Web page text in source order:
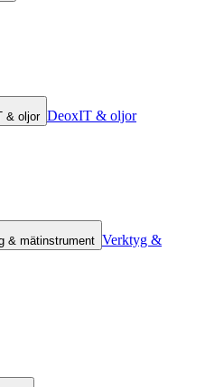
& oljor DeoxIT & oljor
& mätinstrument Verktyg &